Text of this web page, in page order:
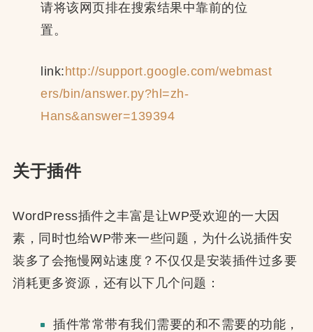
请将该网页排在搜索结果中靠前的位
置。
link: http://support.google.com/webmast
ers/bin/answer.py?hl=zh-
Hans&answer=139394
关于插件
WordPress插件之丰富是让WP受欢迎的一大因
素，同时也给WP带来一些问题，为什么说插件安
装多了会拖慢网站速度？不仅仅是安装插件过多要
消耗更多资源，还有以下几个问题：
插件常常带有我们需要的和不需要的功能，